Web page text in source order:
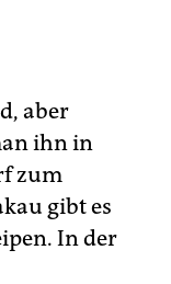
aber
ihn in
zum
gibt es
In der